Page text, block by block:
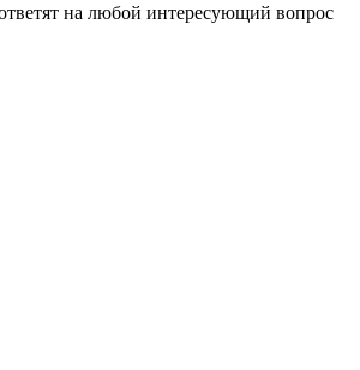
на любой интересующий вопрос